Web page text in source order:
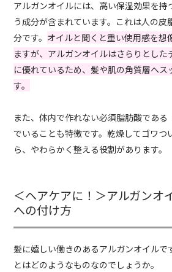
アルガンオイルには、高い保湿効果を持
う成分が含まれています。これは人の皮
分です。 オイルと聞くと重い使用感を想
ますが、アルガンオイルはさらりとした
に優れているため、髪や肌の角質層へス
す。
また、体内で作れない必須脂肪酸である
でいることも特徴です。乾燥してゴワつ
ら、やわらかく整える役割があります。
＜ヘアケアに！＞アルガンオ
への付け方
髪に嬉しい働きのあるアルガンオイルで
とはどのようなものなのでしょうか。